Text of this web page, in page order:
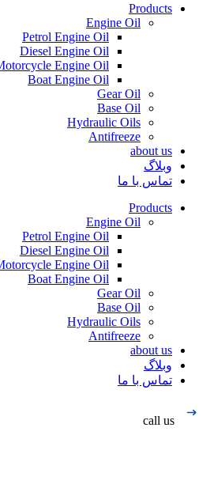
Products
Engine Oil
Petrol Engine Oil
Diesel Engine Oil
Motorcycle Engine Oil
Boat Engine Oil
Gear Oil
Base Oil
Hydraulic Oils
Antifreeze
about us
وبلاگ
تماس با ما
Products
Engine Oil
Petrol Engine Oil
Diesel Engine Oil
Motorcycle Engine Oil
Boat Engine Oil
Gear Oil
Base Oil
Hydraulic Oils
Antifreeze
about us
وبلاگ
تماس با ما
call us